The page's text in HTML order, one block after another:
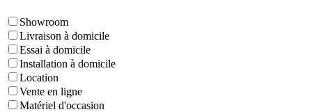
Showroom
Livraison à domicile
Essai à domicile
Installation à domicile
Location
Vente en ligne
Matériel d'occasion